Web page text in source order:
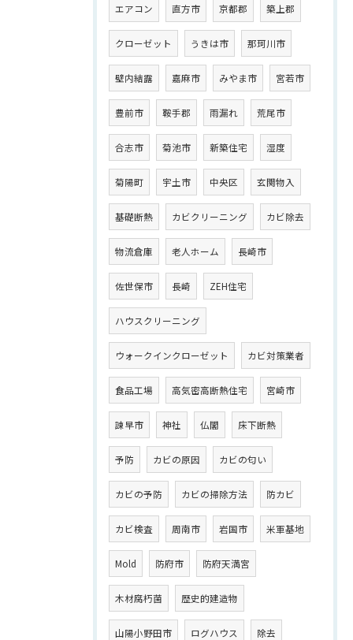
エアコン 直方市 京都郡 築上郡
クローゼット うきは市 那珂川市
壁内結露 嘉麻市 みやま市 宮若市
豊前市 鞍手郡 雨漏れ 荒尾市
合志市 菊池市 新築住宅 湿度
菊陽町 宇土市 中央区 玄関物入
基礎断熱 カビクリーニング カビ除去
物流倉庫 老人ホーム 長崎市
佐世保市 長崎 ZEH住宅
ハウスクリーニング
ウォークインクローゼット カビ対策業者
食品工場 高気密高断熱住宅 宮崎市
諫早市 神社 仏閣 床下断熱
予防 カビの原因 カビの匂い
カビの予防 カビの掃除方法 防カビ
カビ検査 周南市 岩国市 米軍基地
Mold 防府市 防府天満宮
木材腐朽菌 歴史的建造物
山陽小野田市 ログハウス 除去